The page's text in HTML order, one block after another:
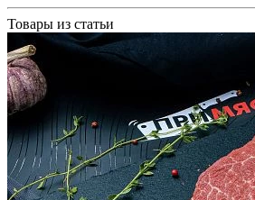
Товары из статьи